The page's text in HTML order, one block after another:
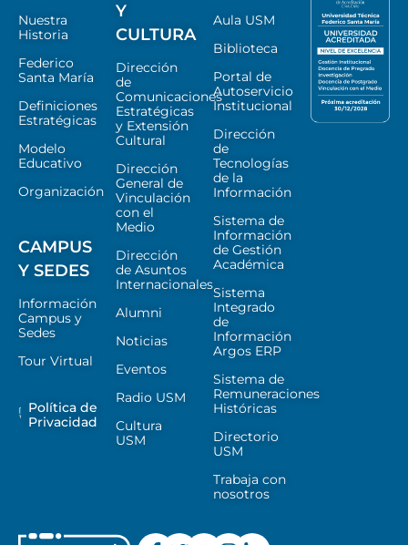
Nuestra
Historia
Federico
Santa María
Definiciones
Estratégicas
Modelo
Educativo
Organización
CAMPUS
Y SEDES
Información
Campus y
Sedes
Tour Virtual
Política de
Privacidad
Y
CULTURA
Dirección
de
Comunicaciones
Estratégicas
y Extensión
Cultural
Dirección
General de
Vinculación
con el
Medio
Dirección
de Asuntos
Internacionales
Alumni
Noticias
Eventos
Radio USM
Cultura
USM
Aula USM
Biblioteca
Portal de
Autoservicio
Institucional
Dirección
de
Tecnologías
de la
Información
Sistema de
Información
de Gestión
Académica
Sistema
Integrado
de
Información
Argos ERP
Sistema de
Remuneraciones
Históricas
Directorio
USM
Trabaja con
nosotros